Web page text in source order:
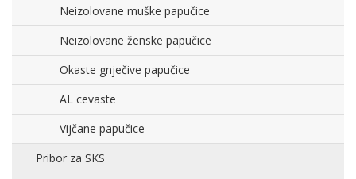
Neizolovane muške papučice
Neizolovane ženske papučice
Okaste gnječive papučice
AL cevaste
Vijčane papučice
Pribor za SKS